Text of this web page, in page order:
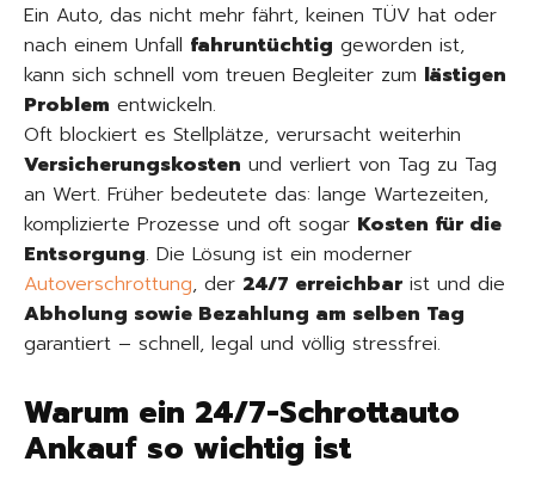
Ein Auto, das nicht mehr fährt, keinen TÜV hat oder
nach einem Unfall fahruntüchtig geworden ist,
kann sich schnell vom treuen Begleiter zum lästigen
Problem entwickeln.
Oft blockiert es Stellplätze, verursacht weiterhin
Versicherungskosten und verliert von Tag zu Tag
an Wert. Früher bedeutete das: lange Wartezeiten,
komplizierte Prozesse und oft sogar Kosten für die
Entsorgung. Die Lösung ist ein moderner
Autoverschrottung, der 24/7 erreichbar ist und die
Abholung sowie Bezahlung am selben Tag
garantiert – schnell, legal und völlig stressfrei.
Warum ein 24/7-Schrottauto
Ankauf so wichtig ist